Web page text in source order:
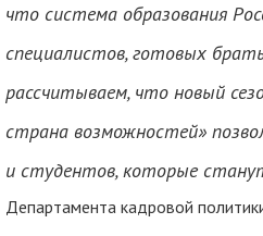
что система образования
специалистов, готовых
рассчитываем, что новый
страна возможностей»
и студентов, которые
Департамента кадровой